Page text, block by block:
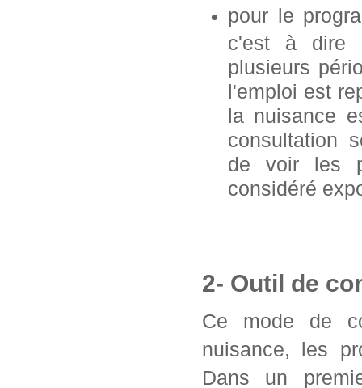
pour le
c'est à dire
plusieurs
l'emploi est
la nuisance
consultation
de voir les
considéré
2- Outil de
Ce mode de
nuisance, les
Dans un